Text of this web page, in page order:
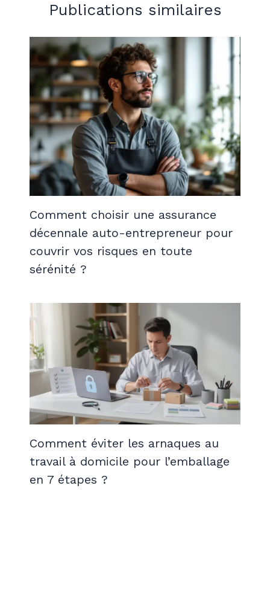
Publications similaires
Comment choisir une assurance
décennale auto-entrepreneur pour
couvrir vos risques en toute
sérénité ?
Comment éviter les arnaques au
travail à domicile pour l’emballage
en 7 étapes ?